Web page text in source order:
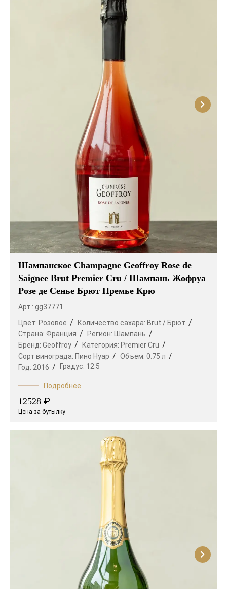
Шампанское Champagne Geoffroy Rose de
Saignee Brut Premier Cru / Шампань Жофруа
Розе де Сенье Брют Премье Крю
Арт.: gg37771
Цвет: Розовое Количество сахара: Brut / Брют
Страна: Франция Регион:
Шампань
Бренд: Geoffroy Категория: Premier Cru
Сорт винограда: Пино Нуар Объем: 0.75 л
Год: 2016 Градус: 12.5
Подробнее
12528 ₽
Цена за бутылку